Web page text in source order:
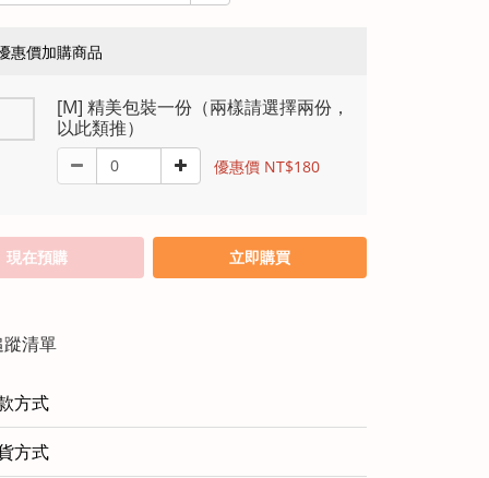
惠價加購商品
[M] 精美包裝一份（兩樣請選擇兩份，
以此類推）
優惠價 NT$180
現在預購 立即購買
清單
方式
方式